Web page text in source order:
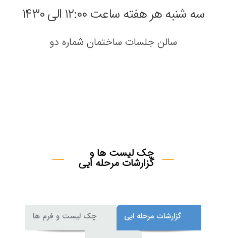
سه شنبه هر هفته ساعت ۱۲:۰۰ الی ۱۴۳۰
سالن جلسات ساختمان شماره دو
چک لیست ها و
گزارشات مرحله ایی
گزارشات مرحله ایی چک لیست و فرم ها